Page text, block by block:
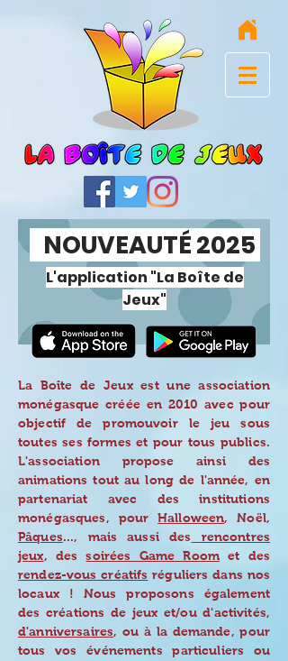
NOUVEAUTÉ 2025
L'application "La Boîte de
Jeux"
La Boîte de Jeux est une association
monégasque créée en 2010 avec pour
objectif de promouvoir le jeu sous
toutes ses formes et pour tous publics.
L'association propose ainsi des
animations tout au long de l'année, en
partenariat avec des institutions
monégasques, pour Halloween, Noël,
Pâques..., mais aussi des rencontres
jeux, dessoirées Game Roomet des
rendez-vous créatifs réguliers dans nos
locaux ! Nous proposons également
des créations de jeux et/ou d'activités,
d'anniversaires, ou à la demande, pour
tous vosévénements particuliers ou